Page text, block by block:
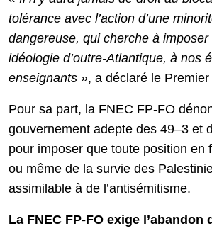
tolérance avec l’action d’une
dangereuse, qui cherche à
idéologie d’outre-Atlantique, à nos
enseignants », a déclaré le
Pour sa part, la FNEC FP-FO
gouvernement adepte des 49–3 et
pour imposer que toute position en
ou même de la survie des
assimilable à de l’antisémitisme.
La FNEC FP-FO exige l’abandon